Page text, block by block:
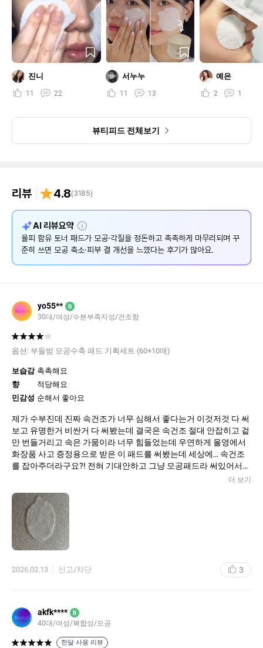
진니
11 22
서누누
11 13
예은
2 1
뷰티피드 전체보기
리뷰 4.8(3185)
AI 리뷰요약 설
명
율피 함유 토너 패드가 모공·각질을 정돈하고 촉촉하게 마무리되며 꾸
준히 쓰면 모공 축소·피부 결 개선을 느꼈다는 후기가 많아요.
yo55** B
30대/여성/수분부족지성/건조함
옵션: 부들밤 모공수축 패드 기획세트 (60+10매)
보습감 촉촉해요
향
적당해요
민감성 순해서 좋아요
제가 수부진데 진짜 속건조가 너무 심해서 좋다는거 이것저것 다 써
보고 유명한거 비싼거 다 써봤는데 결국은 속건조 절대 안잡히고 겉
만 번들거리고 속은 가뭄이라 너무 힘들었는데 우연하게 올영에서
화장품 사고 증정용으로 받은 이 패드를 써봤는데 세상에… 속건조
를 잡아주더라구요?! 전혀 기대안하고 그냥 모공패드라 써있어서
제가 모공고민도 있어서 그냥 한번 케어하는 느낌으로 증정용으로
가 사용 후 즉각적으로 바로 싹 잡히고 건조하다 보니 자꾸 얼굴에
각질이 일어나서 화장이 다 떴는데 이 패드가 각질을 바로 잠재워주
더라구요 그리고 피지정리도 해줘요 피지가 확실히 덜나와요 대신
모공효과는 없어요
사용하고 즉각적으로 속건조가 잡히고 각질을 바로 잠재워준다는
다만 단점은 패드가 거칠어요 엄청 보드라웠음 좋겠어요 전 피부가
내면 피부가 빨개지고 따갑고 트러블이 나더라구요
근데 유일하게 자극이 하나도 안된다고 느낀 패드가 스킨푸드 당근
패드인데 이건 지인짜 보드랍더라구요 민감성인 제가 써도 될만큼…
근데 이 패드가 한율 모공패드처럼 속건조를 잡아주진 못해서 아쉬
더 보기
2026.02.13 신고/차단 3
akfk**** B
40대/여성/복합성/모공
한달 사용 리뷰